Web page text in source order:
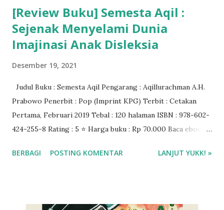
[Review Buku] Semesta Aqil :
Sejenak Menyelami Dunia
Imajinasi Anak Disleksia
Desember 19, 2021
Judul Buku : Semesta Aqil Pengarang : Aqillurachman A.H.
Prabowo Penerbit : Pop (Imprint KPG) Terbit : Cetakan
Pertama, Februari 2019 Tebal : 120 halaman ISBN : 978-602-
424-255-8 Rating : 5 ⭐ Harga buku : Rp 70.000 Baca ebook
BERBAGI POSTING KOMENTAR LANJUT YUKK! »